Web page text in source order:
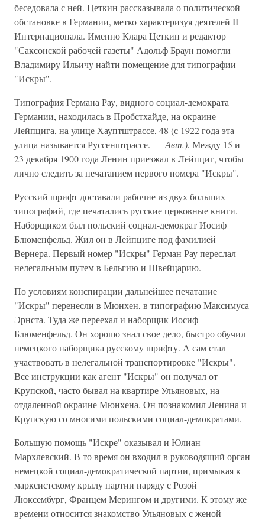
беседовала с ней. Цеткин рассказывала о политической
обстановке в Германии, метко характеризуя деятелей II
Интернационала. Именно Клара Цеткин и редактор
"Саксонской рабочей газеты" Адольф Браун помогли
Владимиру Ильичу найти помещение для типографии
"Искры".
Типография Германа Рау, видного социал-демократа
Германии, находилась в Пробстхайде, на окраине
Лейпцига, на улице Хауптштрассе, 48 (с 1922 года эта
улица называется Руссенштрассе. —Авт.). Между 15 и
23 декабря 1900 года Ленин приезжал в Лейпциг, чтобы
лично следить за печатанием первого номера "Искры".
Русский шрифт доставали рабочие из двух больших
типографий, где печатались русские церковные книги.
Наборщиком был польский социал-демократ Иосиф
Блюменфельд. Жил он в Лейпциге под фамилией
Вернера. Первый номер "Искры" Герман Рау переслал
нелегальным путем в Бельгию и Швейцарию.
По условиям конспирации дальнейшее печатание
"Искры" перенесли в Мюнхен, в типографию Максимуса
Эрнста. Туда же переехал и наборщик Иосиф
Блюменфельд. Он хорошо знал свое дело, быстро обучил
немецкого наборщика русскому шрифту. А сам стал
участвовать в нелегальной транспортировке "Искры".
Все инструкции как агент "Искры" он получал от
Крупской, часто бывал на квартире Ульяновых, на
отдаленной окраине Мюнхена. Он познакомил Ленина и
Крупскую со многими польскими социал-демократами.
Большую помощь "Искре" оказывал и Юлиан
Мархлевский. В то время он входил в руководящий орган
немецкой социал-демократической партии, примыкая к
марксистскому крылу партии наряду с Розой
Люксембург, Францем Мерингом и другими. К этому же
времени относится знакомство Ульяновых с женой